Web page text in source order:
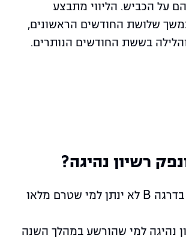
על הכביש. הליווי מתבצע
שלושת החודשים הראשונים,
בששת החודשים הנותרים.
רשיון נהיגה?
– רשיון נהיגה בדרגה B לא ינתן למי שטרם מלאו
נהיגה למי שהורשע במהלך השנה